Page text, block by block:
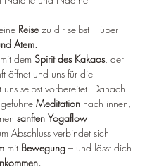
Reise zu dir selbst – über
Atem.
dem Spirit des Kakaos, der
öffnet und uns für die
uns selbst vorbereitet. Danach
Meditation nach innen,
sanften Yogaflow
Abschluss verbindet sich
mit Bewegung – und lässt dich